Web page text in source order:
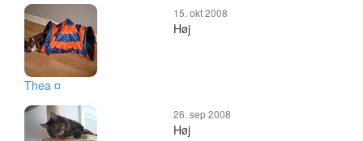
Thea ¤
15. okt 2008
Høj
26. sep 2008
Høj